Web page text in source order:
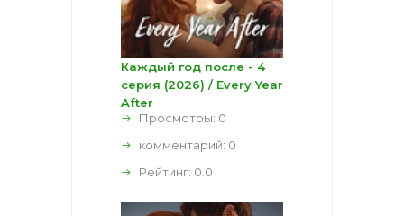
Каждый год после - 4
серия (2026) / Every Year
After
Просмотры: 0
комментарий: 0
Рейтинг: 0.0